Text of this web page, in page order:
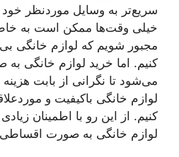
سریع‌تر به وسایل موردنظر خود
خیلی وقت‌ها ممکن است به
مجبور شویم که لوازم خانگی
کنیم. اما خرید لوازم خانگی
می‌شود تا نگرانی از بابت هزینه
لوازم خانگی باکیفیت و
کنیم. از این رو با اطمینان
لوازم خانگی به صورت